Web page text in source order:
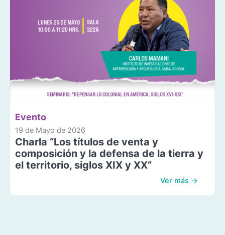
Evento
19 de Mayo de 2026
Charla “Los títulos de venta y
composición y la defensa de la tierra y
el territorio, siglos XIX y XX”
Ver más →